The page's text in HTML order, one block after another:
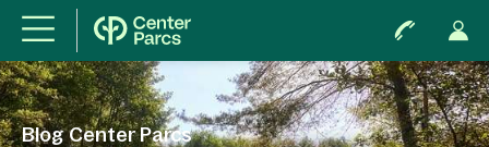
Blog Center Parcs